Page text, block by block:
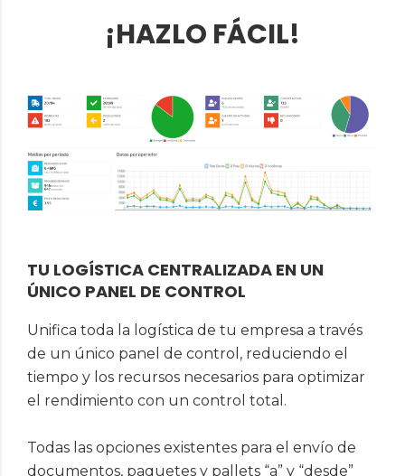
¡HAZLO FÁCIL!
TU LOGÍSTICA CENTRALIZADA EN UN
ÚNICO PANEL DE CONTROL
Unifica toda la logística de tu empresa a través
de un único panel de control, reduciendo el
tiempo y los recursos necesarios para optimizar
el rendimiento con un control total.
Todas las opciones existentes para el envío de
documentos, paquetes y pallets “a” y “desde”